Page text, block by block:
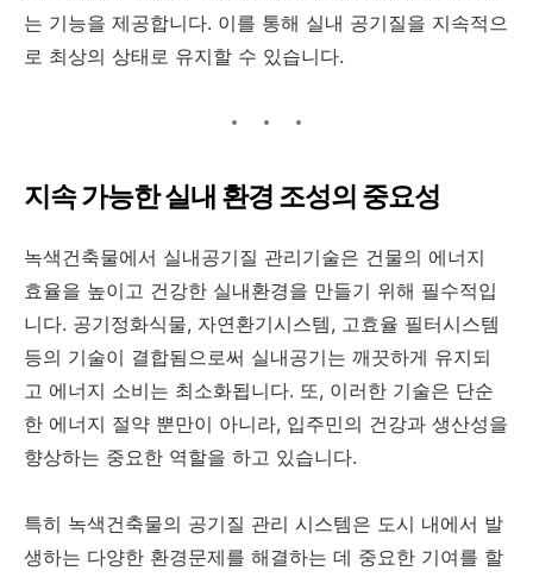
는 기능을 제공합니다. 이를 통해 실내 공기질을 지속적으
로 최상의 상태로 유지할 수 있습니다.
지속 가능한 실내 환경 조성의 중요성
녹색건축물에서 실내공기질 관리기술은 건물의 에너지
효율을 높이고 건강한 실내환경을 만들기 위해 필수적입
니다. 공기정화식물, 자연환기시스템, 고효율 필터시스템
등의 기술이 결합됨으로써 실내공기는 깨끗하게 유지되
고 에너지 소비는 최소화됩니다. 또, 이러한 기술은 단순
한 에너지 절약 뿐만이 아니라, 입주민의 건강과 생산성을
향상하는 중요한 역할을 하고 있습니다.
특히 녹색건축물의 공기질 관리 시스템은 도시 내에서 발
생하는 다양한 환경문제를 해결하는 데 중요한 기여를 할